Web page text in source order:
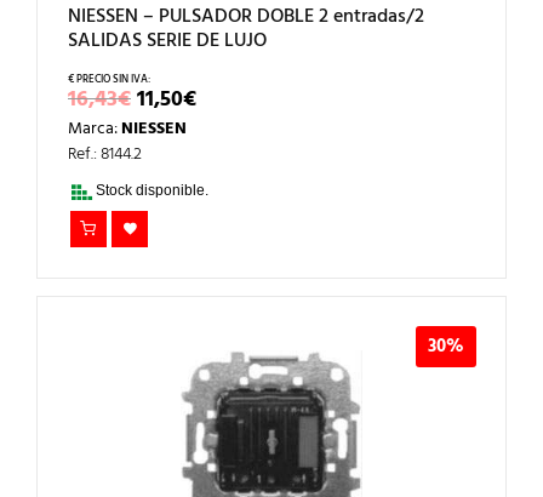
NIESSEN – PULSADOR DOBLE 2 entradas/2
SALIDAS SERIE DE LUJO
16,43€EL
PRECIO
ORIGINAL
ERA:
16,43€.
11,50€EL
PRECIO
Marca:NIESSEN
Ref.: 8144.2
Stock disponible.
30%